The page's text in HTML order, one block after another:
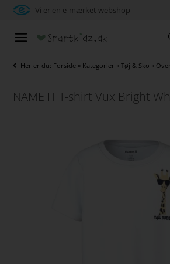
Vi er en e-mærket webshop
Her er du: Forside » Kategorier »Tøj & Sko »
NAME IT T-shirt Vux Bright